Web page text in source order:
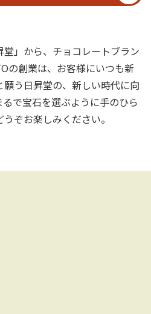
」から、チョコレートブラン
の創業は、お客様にいつも新
う日昇堂の、新しい時代に向
で宝石を選ぶように手のひら
ぞお楽しみください。